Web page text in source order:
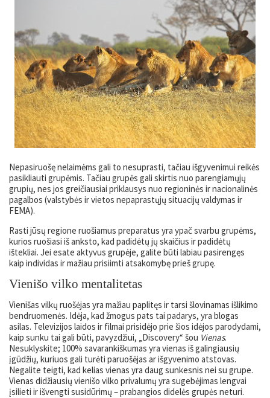
Nepasiruošę nelaimėms gali to nesuprasti, tačiau išgyvenimui reikės
pasikliauti grupėmis. Tačiau grupės gali skirtis nuo parengiamųjų
grupių, nes jos greičiausiai priklausys nuo regioninės ir nacionalinės
pagalbos (valstybės ir vietos nepaprastųjų situacijų valdymas ir
FEMA).
Rasti jūsų regione ruošiamus preparatus yra ypač svarbu grupėms,
kurios ruošiasi iš anksto, kad padidėtų jų skaičius ir padidėtų
ištekliai. Jei esate aktyvus grupėje, galite būti labiau pasirengęs
kaip individas ir mažiau prisiimti atsakomybę prieš grupę.
Vienišo vilko mentalitetas
Vienišas vilkų ruošėjas yra mažiau paplitęs ir tarsi šlovinamas išlikimo
bendruomenės. Idėja, kad žmogus pats tai padarys, yra blogas
asilas. Televizijos laidos ir filmai prisidėjo prie šios idėjos parodydami,
kaip sunku tai gali būti, pavyzdžiui, „Discovery“ šou Vienas.
Nesuklyskite; 100% savarankiškumas yra vienas iš galingiausių
įgūdžių, kuriuos gali turėti paruošėjas ar išgyvenimo atstovas.
Negalite teigti, kad kelias vienas yra daug sunkesnis nei su grupe.
Vienas didžiausių vienišo vilko privalumų yra sugebėjimas lengvai
įsilieti ir išvengti susidūrimų – prabangios didelės grupės neturi.